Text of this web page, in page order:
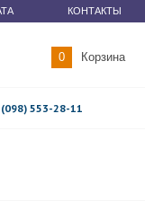
КОНТАКТЫ
0 Корзина
553-28-11